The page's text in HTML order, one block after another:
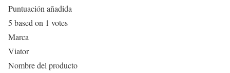
Puntuación añadida
5 based on 1 votes
Marca
Viator
Nombre del producto